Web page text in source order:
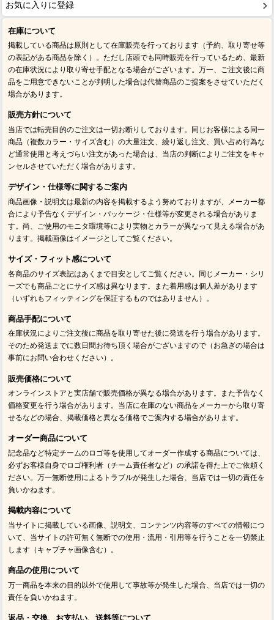
お気に入りに登録
在庫について
掲載している商品は原則として在庫販売を行っております（予約、取り寄せ等
の表記がある商品を除く）。ただし店頭でも同時販売を行っているため、最新
の在庫状況により取り寄せ手配となる場合がございます。万一、ご注文後に商
品をご用意できないことが判明した場合は代替商品のご提案をさせていただく
場合があります。
販売方針について
当店では転売目的のご注文は一切お断りしております。同じお客様による同一
商品（複数カラー・サイズ含む）の大量注文、繰り返し注文、買い占め行為な
ど通常使用と考えづらい注文があった場合は、当店の判断によりご注文をキャ
ンセルさせていただく場合があります。
デザイン・仕様等に関するご案内
商品画像・説明文は最新の内容を掲載するよう努めておりますが、メーカー都
合により予告なくデザイン・パッケージ・仕様等が変更される場合がありま
す。尚、ご使用のモニタ環境等により実物とカラーが異なって見える場合があ
ります。掲載画像はイメージとしてご覧ください。
サイズ・フィット感について
各商品のサイズ表記はあくまで目安としてご覧ください。同じメーカー・シリ
ーズでも商品ごとにサイズ感は異なります。また着用感は個人差があります
（いずれもフィッティングを保証するものではありません）。
商品手配について
在庫状況によりご注文後に商品を取り寄せた後に発送を行う場合があります。
そのため発送までに数日間お待ち頂く場合がございますので（お急ぎの場合は
事前にお問い合わせください）。
販売価格について
オンラインストアと実店舗で販売価格が異なる場合があります。また予告なく
価格変更を行う場合があります。当店に在庫のない商品をメーカーから取り寄
せるなどの場合、掲載価格と異なる価格でご案内する場合があります。
オーダー商品について
記念品など特定チームのロゴ等を使用してオーダー作成する商品については、
必ずお客様自身でロゴ権利者（チーム責任者など）の承諾を得た上でご依頼く
ださい。万一無断使用によるトラブルが発生した場合、当店では一切の責任を
負いかねます。
掲載内容について
当サイトに掲載している画像、説明文、コンテンツ内容等のすべての情報につ
いて、当サイトの許可無く無断での使用・流用・引用等を行うことを一切禁止
します（キャプチャ画像含む）。
商品の使用について
万一商品を本来の目的以外で使用して事故等が発生した場合、当店では一切の
責任を負いかねます。
返品・交換、お支払い、送料等について